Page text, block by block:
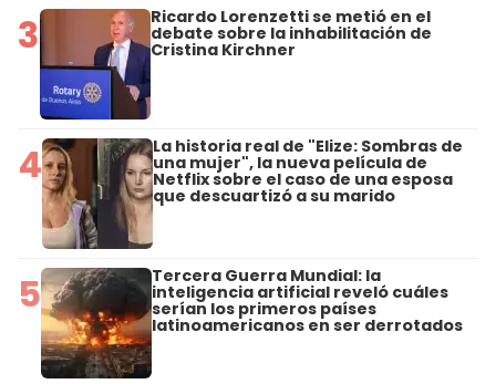
3 Ricardo Lorenzetti se metió en el
debate sobre la inhabilitación de
Cristina Kirchner
4 La historia real de "Elize: Sombras de
una mujer", la nueva película de
Netflix sobre el caso de una esposa
que descuartizó a su marido
5 Tercera Guerra Mundial: la
inteligencia artificial reveló cuáles
serían los primeros países
latinoamericanos en ser derrotados